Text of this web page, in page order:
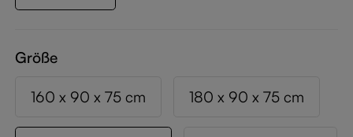
Größe
160 x 90 x 75 cm 180 x 90 x 75 cm